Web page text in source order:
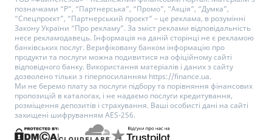
позначками “Р”, “Партнерська”, “Промо”, “Акція”, “Думка”,
“Спецпроєкт”, “Партнерський проєкт” – це реклама, в розумінні
Закону України “Про рекламу”. За зміст реклами відповідальність
несе рекламодавець. Інформація на даній сторінці не є рекламою
банківських послуг. Верифіковану банком інформацію про
продукти та послуги можна подивитися на офіційному сайті
відповідного банку. Використання матеріалів і даних з сайту
дозволено тільки з гіперпосиланням https://finance.ua.
Ми не беремо плату за послуги підбору та порівняння фінансових
пропозицій в каталогах, і не надаємо послуги кредитування,
розміщення депозитів і страхування. Ваші особисті дані на сайті
захищені шифруванням AES-256.